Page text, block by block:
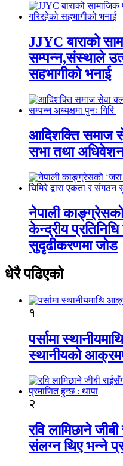
JJYC बाराको
सम्पन्न,संस्थाले
सहभागीको भनाई
आदिशक्ति समाज
सभा तथा अधिवेशन
नेपाली काङ्ग्रेसको
केन्द्रीय प्रतिनिधि
सुदृढीकरणमा जोड
धेरै पढिएको
१
पर्सामा
स्थानीयको
२
रवि लामिछाने
संलग्न थिए भन्ने